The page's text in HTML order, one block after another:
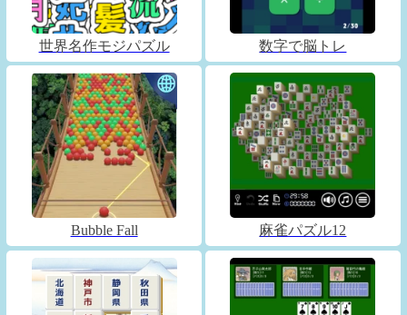
世界名作モジパズル 数字で脳トレ
Bubble Fall 麻雀パズル12